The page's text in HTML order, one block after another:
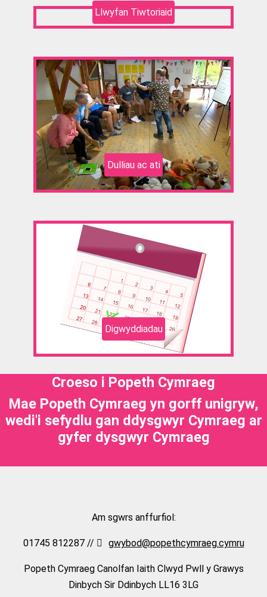
Llwyfan Tiwtoriaid
Dulliau ac ati
Digwyddiadau
Croeso i Popeth Cymraeg
Mae Popeth Cymraeg yn gorff unigryw,
wedi'i sefydlu gan ddysgwyr Cymraeg ar
gyfer dysgwyr Cymraeg
Am sgwrs anffurfiol:
01745 812287 // gwybod@popethcymraeg.cymru
Popeth Cymraeg Canolfan Iaith Clwyd Pwll y Grawys
Dinbych Sir Ddinbych LL16 3LG